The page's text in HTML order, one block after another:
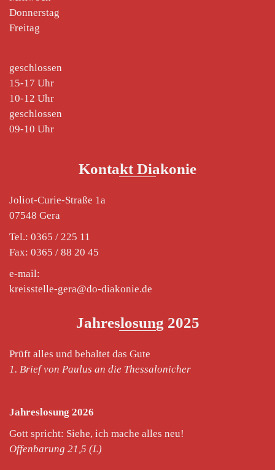
Donnerstag
Freitag
geschlossen
15-17 Uhr
10-12 Uhr
geschlossen
09-10 Uhr
Kontakt Diakonie
Joliot-Curie-Straße 1a
07548 Gera
Tel.: 0365 / 225 11
Fax: 0365 / 88 20 45
e-mail:
kreisstelle-gera@do-diakonie.de
Jahreslosung 2025
Prüft alles und behaltet das Gute
1. Brief von Paulus an die Thessalonicher
Jahreslosung 2026
Gott spricht: Siehe, ich mache alles neu!
Offenbarung 21,5 (L)